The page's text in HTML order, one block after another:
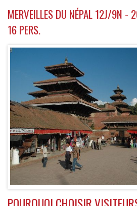
MERVEILLES DU NÉPAL 12J/9N -
16 PERS.